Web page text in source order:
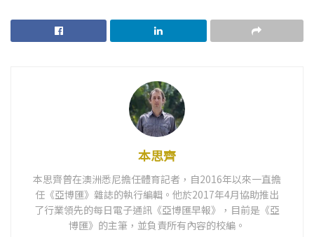
本思齊
本思齊曾在澳洲悉尼擔任體育記者，自2016年以來一直擔
任《亞博匯》雜誌的執行編輯。他於2017年4月協助推出
了行業領先的每日電子通訊《亞博匯早報》，目前是《亞
博匯》的主筆，並負責所有內容的校編。